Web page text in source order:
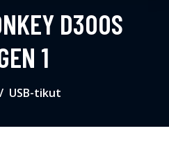
D300S
1
USB-tikut